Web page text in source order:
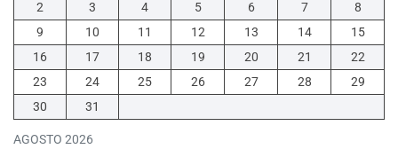
AGOSTO 2026
2
3 4 5 6 7
8
9
10 11 12 13 14
15
16
17 18 19 20 21
22
23
24 25 26 27 28
29
30
31